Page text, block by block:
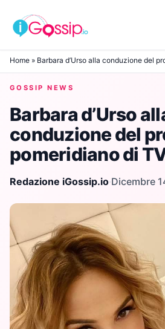
Skip to content
Home » Barbara d’Urso alla conduzione del
GOSSIP NEWS
Barbara d’Urso
conduzione del
pomeridiano di
Redazione iGossip.io·Dicembre